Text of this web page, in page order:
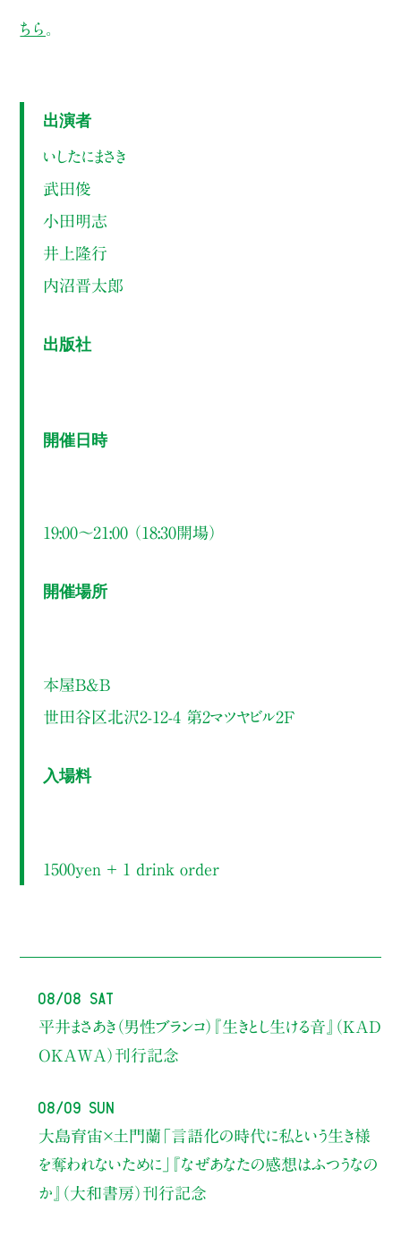
ちら
出演者
いしたにまさき
武田俊
小田明志
井上隆行
内沼晋太郎
出版社
開催日時
19:00～21:00 （18:30開場）
開催場所
本屋B&B
世田谷区北沢2-12-4 第2マツヤビル2F
入場料
1500yen ＋ 1 drink order
08/08 Sat
平井まさあき（男性ブランコ） 『生きとし生ける音』（KAD
OKAWA）刊行記念
08/09 Sun
大島育宙×土門蘭 「言語化の時代に私という生き様
を奪われないために」
『なぜあなたの感想はふつうなの
か』（大和書房）刊行記念